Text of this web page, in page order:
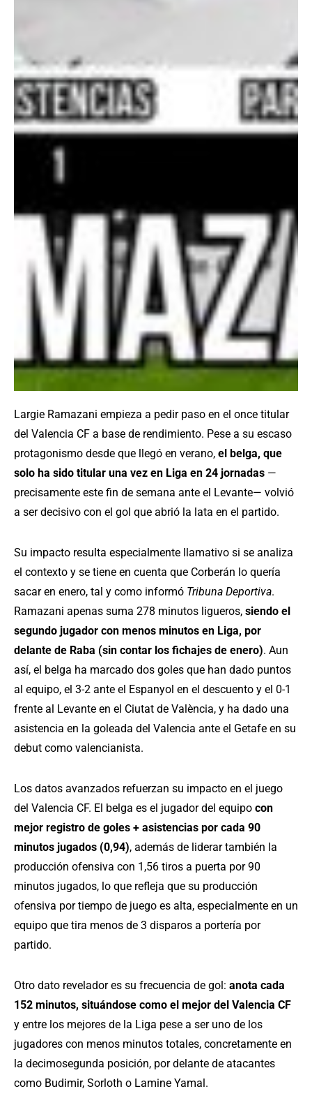
Largie Ramazani empieza a pedir paso en el once titular
del Valencia CF a base de rendimiento. Pese a su escaso
protagonismo desde que llegó en verano, el belga, que
solo ha sido titular una vez en Liga en 24 jornadas —
precisamente este fin de semana ante el Levante— volvió
a ser decisivo con el gol que abrió la lata en el partido.
Su impacto resulta especialmente llamativo si se analiza
el contexto y se tiene en cuenta que Corberán lo quería
sacar en enero, tal y como informó Tribuna Deportiva.
Ramazani apenas suma 278 minutos ligueros, siendo el
segundo jugador con menos minutos en Liga, por
delante de Raba (sin contar los fichajes de enero). Aun
así, el belga ha marcado dos goles que han dado puntos
al equipo, el 3-2 ante el Espanyol en el descuento y el 0-1
frente al Levante en el Ciutat de València, y ha dado una
asistencia en la goleada del Valencia ante el Getafe en su
debut como valencianista.
Los datos avanzados refuerzan su impacto en el juego
del Valencia CF. El belga es el jugador del equipo con
mejor registro de goles + asistencias por cada 90
minutos jugados (0,94), además de liderar también la
producción ofensiva con 1,56 tiros a puerta por 90
minutos jugados, lo que refleja que su producción
ofensiva por tiempo de juego es alta, especialmente en un
equipo que tira menos de 3 disparos a portería por
partido.
Otro dato revelador es su frecuencia de gol: anota cada
152 minutos, situándose como el mejor del Valencia CF
y entre los mejores de la Liga pese a ser uno de los
jugadores con menos minutos totales, concretamente en
la decimosegunda posición, por delante de atacantes
como Budimir, Sorloth o Lamine Yamal.